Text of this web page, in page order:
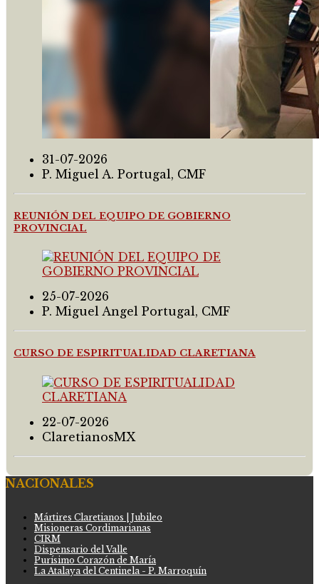
31-07-2026
P. Miguel A. Portugal, CMF
REUNIÓN DEL EQUIPO DE GOBIERNO
PROVINCIAL
25-07-2026
P. Miguel Angel Portugal, CMF
CURSO DE ESPIRITUALIDAD CLARETIANA
22-07-2026
ClaretianosMX
NACIONALES
Mártires Claretianos | Jubileo
Misioneras Cordimarianas
CIRM
Dispensario del Valle
Purísimo Corazón de María
La Atalaya del Centinela - P. Marroquín